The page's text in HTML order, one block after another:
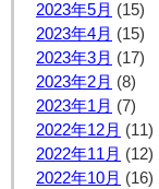
2023年5月 (15)
2023年4月 (15)
2023年3月 (17)
2023年2月 (8)
2023年1月 (7)
2022年12月 (11)
2022年11月 (12)
2022年10月 (16)